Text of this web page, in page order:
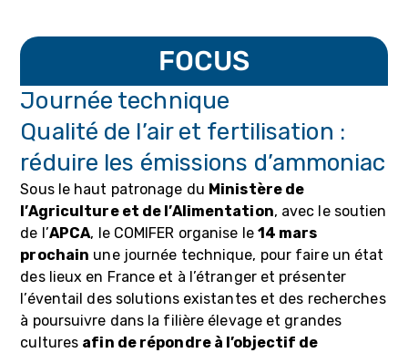
FOCUS
Journée technique
Qualité de l’air et fertilisation :
réduire les émissions d’ammoniac
Sous le haut patronage du Ministère de
l’Agriculture et de l’Alimentation, avec le soutien
de l’APCA, le COMIFER organise le 14 mars
prochain une journée technique, pour faire un état
des lieux en France et à l’étranger et présenter
l’éventail des solutions existantes et des recherches
à poursuivre dans la filière élevage et grandes
cultures afin de répondre à l’objectif de